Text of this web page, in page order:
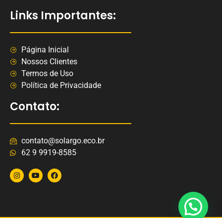
Links Importantes:
Página Inicial
Nossos Clientes
Termos de Uso
Política de Privacidade
Contato:
contato@solargo.eco.br
62 9 9919-8585